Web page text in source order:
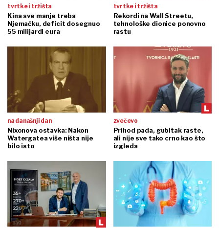
tvrtke i tržišta
Kina sve manje treba
Njemačku, deficit dosegnuo
55 milijardi eura
tvrtke i tržišta
Rekordi na Wall Streetu,
tehnološke dionice ponovno
rastu
na današnji dan
Nixonova ostavka: Nakon
Watergatea više ništa nije
bilo isto
zvečevo
Prihod pada, gubitak raste,
ali nije sve tako crno kao što
izgleda